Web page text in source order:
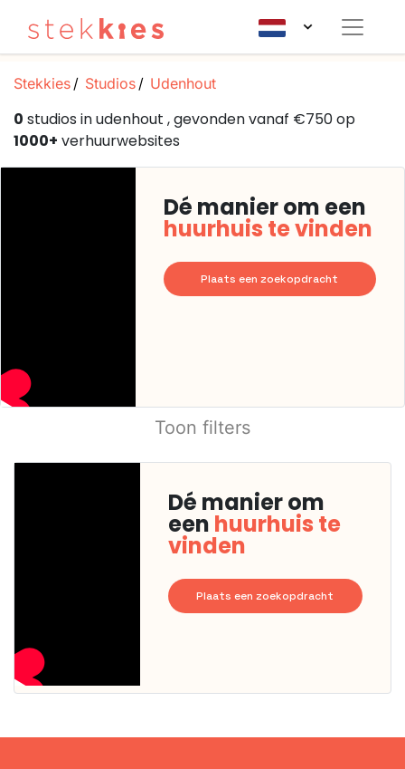
Stekkies Studios Udenhout
0 studios in udenhout , gevonden vanaf €750 op
1000+ verhuurwebsites
Dé manier om een
huurhuis te vinden
Plaats een zoekopdracht
Toon filters
Dé manier om
een huurhuis te
vinden
Plaats een zoekopdracht